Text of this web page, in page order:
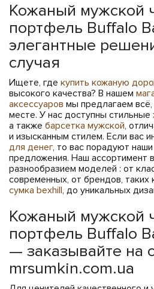
Кожаный мужской
портфель Buffalo
элегантные
случая
Ищете, где купить кожаную
высокого качества? В нашем
аксессуаров мы предлагаем
месте. У нас доступны стильные
а также барсетка мужской,
и изысканным стилем. Если вас
для денег, то вас порадуют
предложения. Наш ассортимент
разнообразием моделей : от
современных, от брендов, таких
сумка bexhill, до уникальных
Кожаный мужской
портфель Buffalo
— заказывайте на
mrsumkin.com.ua